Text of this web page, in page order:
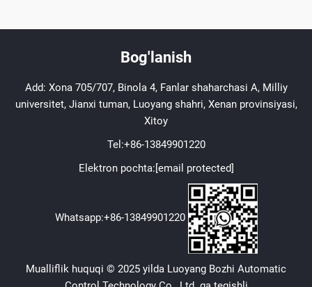
Bog'lanish
Add: Xona 705/707, Binola 4, Fanlar shaharchasi A, Milliy
universitet, Jianxi tuman, Luoyang shahri, Xenan provinsiyasi,
Xitoy
Tel:+86-13849901220
Elektron pochta:[email protected]
Whatsapp:+86-13849901220
Mualliflik huquqi © 2025 yilda Luoyang Bozhi Automatic